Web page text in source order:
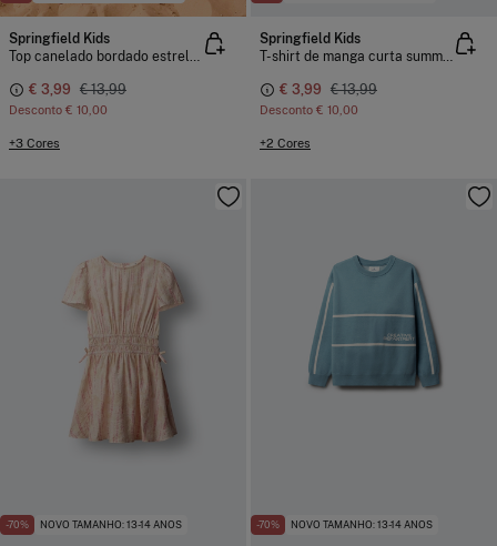
Springfield Kids
Top canelado bordado estrela menina
€ 3,99 € 13,99
Desconto € 10,00
+3 Cores
Springfield Kids
T-shirt de manga curta summer tour menina
€ 3,99 € 13,99
Desconto € 10,00
+2 Cores
-70% NOVO TAMANHO: 13-14 ANOS -70% NOVO TAMANHO: 13-14 ANOS